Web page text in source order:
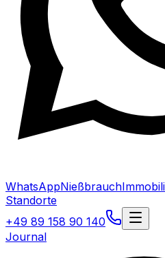
WhatsAppNießbrauch
Standorte
+49 89 158 90 140
Journal